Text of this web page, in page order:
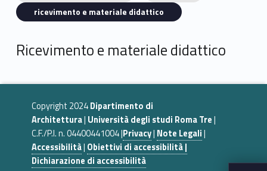
ricevimento e materiale didattico
Ricevimento e materiale didattico
Copyright 2024Dipartimento di
Architettura| Università degli studi Roma Tre|
C.F./P.I. n. 04400441004 |Privacy| Note Legali|
Accessibilità| Obiettivi di accessibilità |
Dichiarazione di accessibilità